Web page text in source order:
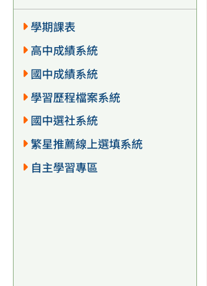
學期課表
高中成績系統
國中成績系統
學習歷程檔案系統
國中選社系統
繁星推薦線上選填系統
自主學習專區